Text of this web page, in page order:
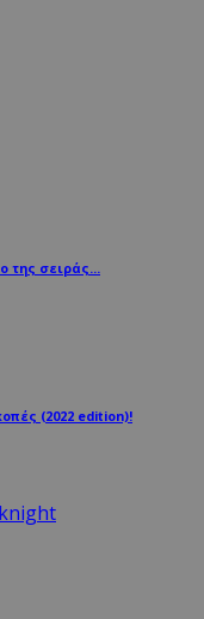
της σειράς…
(2022 edition)!